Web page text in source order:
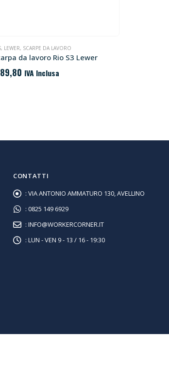
, LEWER, SCARPE DA LAVORO
da lavoro Rio S3 Lewer
89,80 IVA Inclusa
CONTATTI
: VIA ANTONIO AMMATURO 130, AVELLINO
: 0825 149 6929
: INFO@WORKERCORNER.IT
: LUN - VEN 9 - 13 / 16 - 19:30